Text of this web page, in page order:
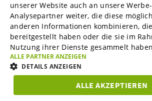
Visable Media Services
Mittelstands-Monitor
Karriere
unserer Website auch an unsere
Analysepartner weiter, die diese
anderen Informationen kombinieren,
bereitgestellt haben oder die sie im
Nutzung ihrer Dienste gesammelt
ALLE PARTNER ANZEIGEN
DETAILS ANZEIGEN
ALLE AKZEPTIEREN
UNBEDINGT